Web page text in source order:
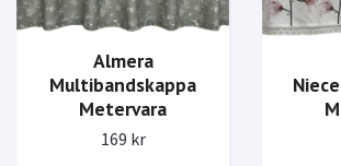
Almera
Multibandskappa
Metervara
169 kr